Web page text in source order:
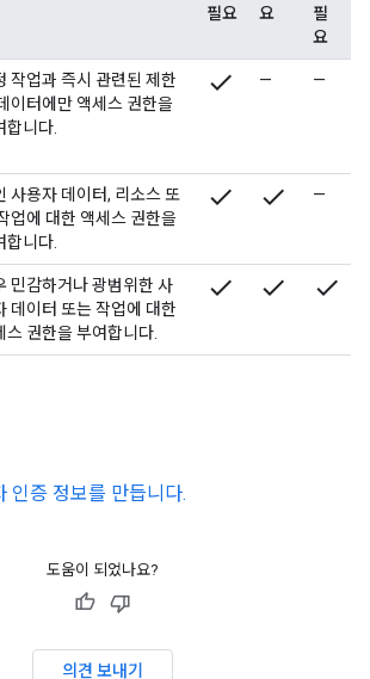
필요
요
필
요
작업과 즉시 관련된 제한
이터에만 액세스 권한을
합니다.
check — —
사용자 데이터, 리소스 또
업에 대한 액세스 권한을
합니다.
check check —
민감하거나 광범위한 사
데이터 또는 작업에 대한
스 권한을 부여합니다.
check check check
인증 정보를 만듭니다.
도움이 되었나요?
의견 보내기